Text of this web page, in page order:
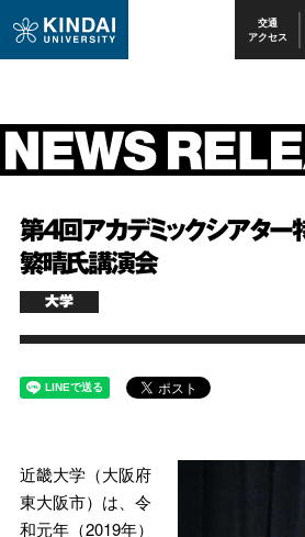
交通
アクセス
第4回アカデミックシアタ
繁晴氏講演会
大学
近畿大学（大阪府
東大阪市）は、令
和元年（2019年）